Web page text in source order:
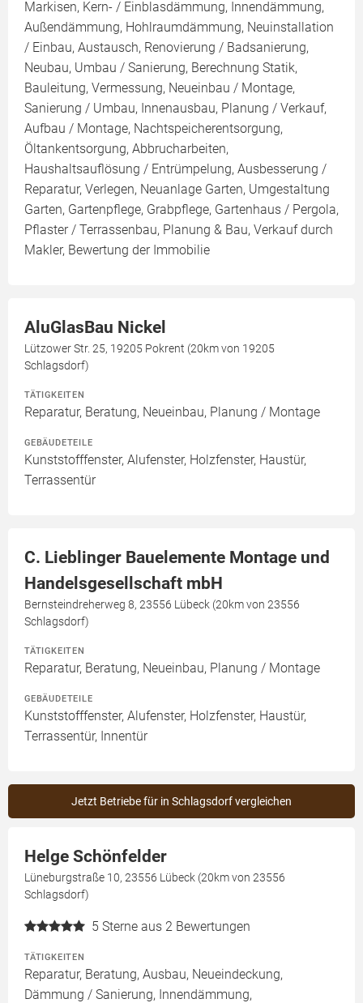
Markisen, Kern- / Einblasdämmung, Innendämmung,
Außendämmung, Hohlraumdämmung, Neuinstallation
/ Einbau, Austausch, Renovierung / Badsanierung,
Neubau, Umbau / Sanierung, Berechnung Statik,
Bauleitung, Vermessung, Neueinbau / Montage,
Sanierung / Umbau, Innenausbau, Planung / Verkauf,
Aufbau / Montage, Nachtspeicherentsorgung,
Öltankentsorgung, Abbrucharbeiten,
Haushaltsauflösung / Entrümpelung, Ausbesserung /
Reparatur, Verlegen, Neuanlage Garten, Umgestaltung
Garten, Gartenpflege, Grabpflege, Gartenhaus / Pergola,
Pflaster / Terrassenbau, Planung & Bau, Verkauf durch
Makler, Bewertung der Immobilie
AluGlasBau Nickel
Lützower Str. 25, 19205 Pokrent (20km von 19205
Schlagsdorf)
TÄTIGKEITEN
Reparatur, Beratung, Neueinbau, Planung / Montage
GEBÄUDETEILE
Kunststofffenster, Alufenster, Holzfenster, Haustür,
Terrassentür
C. Lieblinger Bauelemente Montage und
Handelsgesellschaft mbH
Bernsteindreherweg 8, 23556 Lübeck (20km von 23556
Schlagsdorf)
TÄTIGKEITEN
Reparatur, Beratung, Neueinbau, Planung / Montage
GEBÄUDETEILE
Kunststofffenster, Alufenster, Holzfenster, Haustür,
Terrassentür, Innentür
Jetzt Betriebe für in Schlagsdorf vergleichen
Helge Schönfelder
Lüneburgstraße 10, 23556 Lübeck (20km von 23556
Schlagsdorf)
5 Sterne aus 2 Bewertungen
TÄTIGKEITEN
Reparatur, Beratung, Ausbau, Neueindeckung,
Dämmung / Sanierung, Innendämmung,